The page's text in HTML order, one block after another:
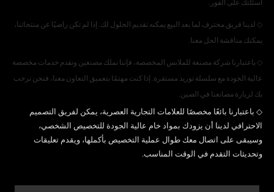
أسئلتك على الفور.
◇ لدينا فريق محترف لما بعد البيع يمكنه تقديم الحلول لك. إذا لم تكن راضيًا عن منتجاتنا،
يمكنك مناقشة الحل معنا.
◇ باعتبارنا شركة مصنعة للملابس المخصصة، فإننا نملك مصنعين ونقدم خدمات مخصصة
عالية الجودة مع سلسلة توريد مستقرة. إذا كنت مهتمًا بتعميق التعاون معنا، فنحن نرحب
بك لزيارة مصانعنا في الصين.
◇ باعتبارنا بائعًا مخصصًا للعلامات التجارية العصرية، يمكن لفريق التصميم
الاحترافي لدينا أن يزودك بمواد خام عالية الجودة للتخصيص الشخصي،
وسيبقى على اتصال معك طوال عملية التخصيص بأكملها، ويقدم تعليقات
وتحديثات التقدم في الوقت المناسب.